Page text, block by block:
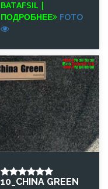
BATAFSIL |
ПОДРОБНЕЕ
FOTO
10_CHINA GREEN